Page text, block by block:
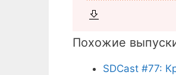
Похожие
SDCast #77: